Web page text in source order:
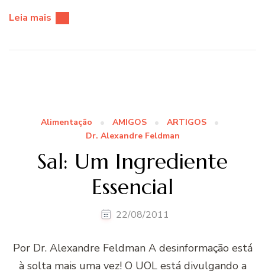
Leia mais
Alimentação AMIGOS
ARTIGOS
Dr. Alexandre Feldman
Sal: Um Ingrediente
Essencial
22/08/2011
Por Dr. Alexandre Feldman A desinformação está
à solta mais uma vez! O UOL está divulgando a